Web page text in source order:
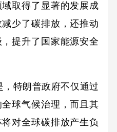
取得了显著的发展成
少了碳排放，还推动
提升了国家能源安全
，特朗普政府不仅通过
球气候治理，而且其
对全球碳排放产生负